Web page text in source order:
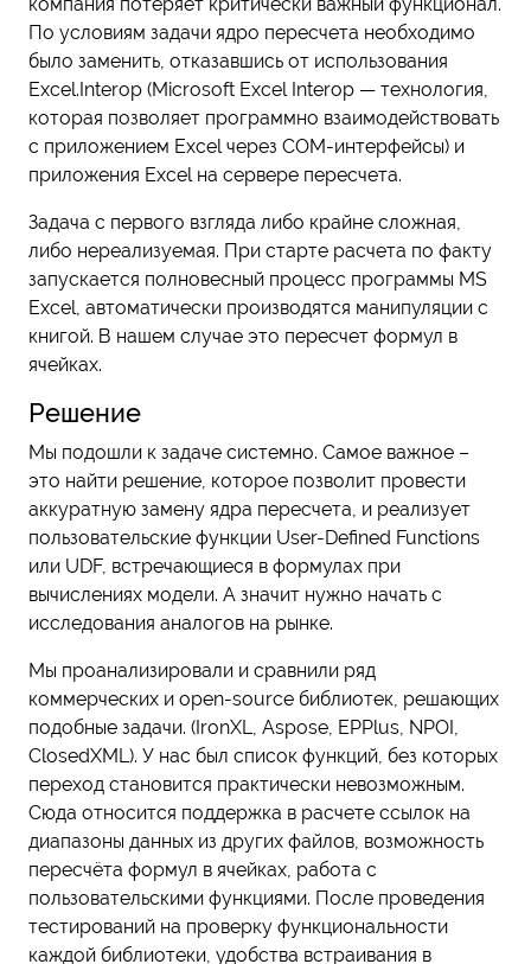
По условиям задачи ядро пересчета необходимо
было заменить, отказавшись от использования
Excel.Interop (Microsoft Excel Interop — технология,
которая позволяет программно взаимодействовать
с приложением Excel через COM-интерфейсы) и
приложения Excel на сервере пересчета.
Задача с первого взгляда либо крайне сложная,
либо нереализуемая. При старте расчета по факту
запускается полновесный процесс программы MS
Excel, автоматически производятся манипуляции с
книгой. В нашем случае это пересчет формул в
ячейках.
Решение
Мы подошли к задаче системно. Самое важное –
это найти решение, которое позволит провести
аккуратную замену ядра пересчета, и реализует
пользовательские функции User-Defined Functions
или UDF, встречающиеся в формулах при
вычислениях модели. А значит нужно начать с
исследования аналогов на рынке.
Мы проанализировали и сравнили ряд
коммерческих и open-source библиотек, решающих
подобные задачи. (IronXL, Aspose, EPPlus, NPOI,
ClosedXML). У нас был список функций, без которых
переход становится практически невозможным.
Сюда относится поддержка в расчете ссылок на
диапазоны данных из других файлов, возможность
пересчёта формул в ячейках, работа с
пользовательскими функциями. После проведения
тестирований на проверку функциональности
каждой библиотеки, удобства встраивания в